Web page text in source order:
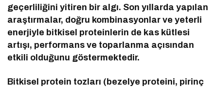
geçerliliğini yitiren bir algı. Son yıllarda yapılan
araştırmalar, doğru kombinasyonlar ve yeterli
enerjiyle bitkisel proteinlerin de kas kütlesi
artışı, performans ve toparlanma açısından
etkili olduğunu göstermektedir.
Bitkisel protein tozları (bezelye proteini, pirinç